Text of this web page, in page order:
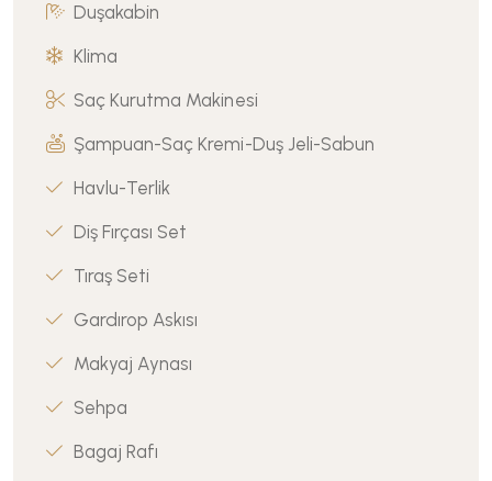
Duşakabin
Klima
Saç Kurutma Makinesi
Şampuan-Saç Kremi-Duş Jeli-Sabun
Havlu-Terlik
Diş Fırçası Set
Tıraş Seti
Gardırop Askısı
Makyaj Aynası
Sehpa
Bagaj Rafı